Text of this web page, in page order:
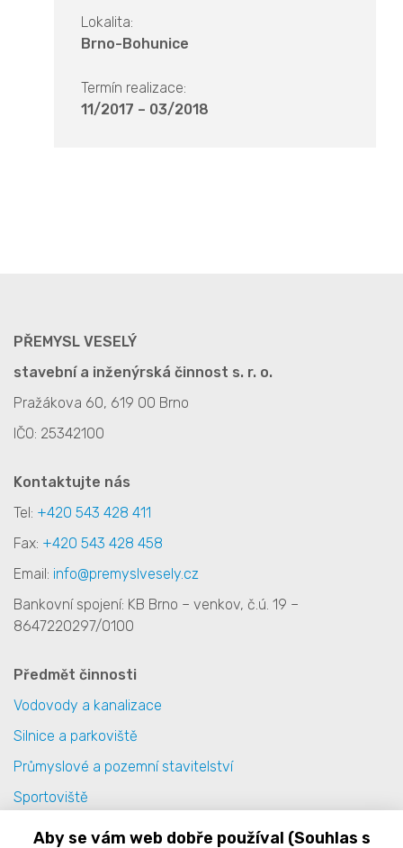
Lokalita:
Brno-Bohunice
Termín realizace:
11/2017 – 03/2018
PŘEMYSL VESELÝ
stavební a inženýrská činnost s. r. o.
Pražákova 60, 619 00 Brno
IČO: 25342100
Kontaktujte nás
Tel: +420 543 428 411
Fax: +420 543 428 458
Email: info@premyslvesely.cz
Bankovní spojení: KB Brno – venkov, č.ú. 19 –
8647220297/0100
Předmět činnosti
Vodovody a kanalizace
Silnice a parkoviště
Průmyslové a pozemní stavitelství
Sportoviště
Terénní úpravy
Aby se vám web dobře používal (Souhlas s